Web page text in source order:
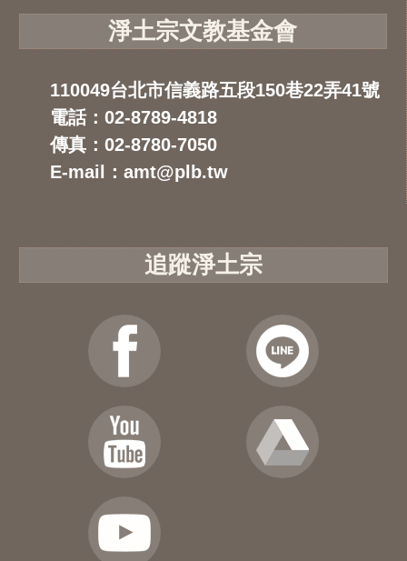
淨土宗文教基金會
110049台北市信義路五段150巷22弄41號
電話：02-8789-4818
傳真：02-8780-7050
E-mail：amt@plb.tw
追蹤淨土宗